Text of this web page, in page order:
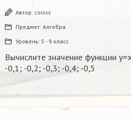
Автор: coisss
Предмет: Алгебра
Уровень: 5 - 9 класс
Вычислите значение функции
-0,1; -0,2; -0,3; -0,4; -0,5